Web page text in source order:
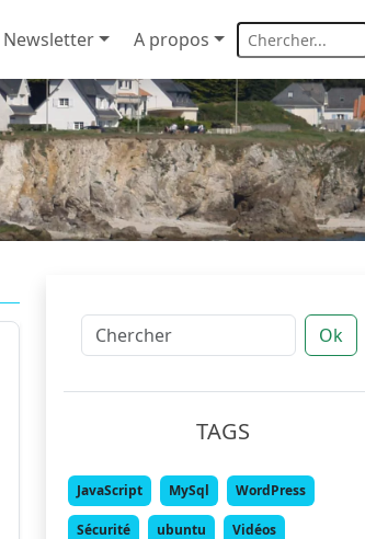
Newsletter A propos
Ok
TAGS
JavaScript MySql WordPress
Sécurité ubuntu Vidéos